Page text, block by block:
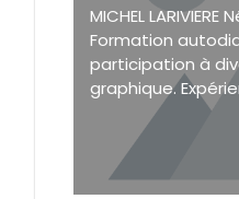
MICHEL
Formation
participation à
graphique.